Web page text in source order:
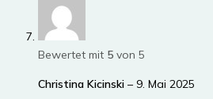
Bewertet mit 5 von 5
Christina Kicinski – 9. Mai 2025